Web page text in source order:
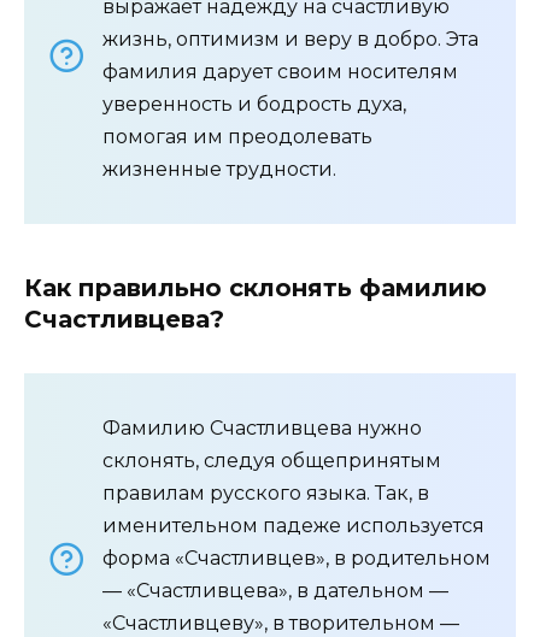
выражает надежду на счастливую
жизнь, оптимизм и веру в добро. Эта
фамилия дарует своим носителям
уверенность и бодрость духа,
помогая им преодолевать
жизненные трудности.
Как правильно склонять фамилию
Счастливцева?
Фамилию Счастливцева нужно
склонять, следуя общепринятым
правилам русского языка. Так, в
именительном падеже используется
форма «Счастливцев», в родительном
— «Счастливцева», в дательном —
«Счастливцеву», в творительном —